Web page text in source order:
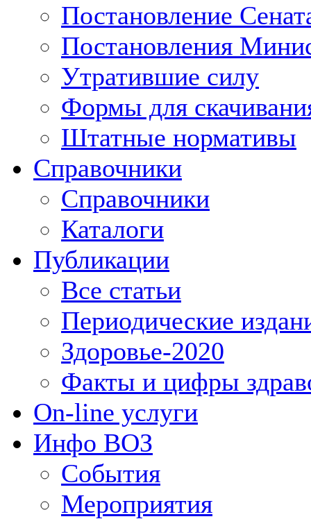
Постановление
Постановления
Утратившие силу
Формы для
Штатные нормативы
Справочники
Справочники
Каталоги
Публикации
Все статьи
Периодические
Здоровье-2020
Факты и цифры
On-line услуги
Инфо ВОЗ
События
Мероприятия